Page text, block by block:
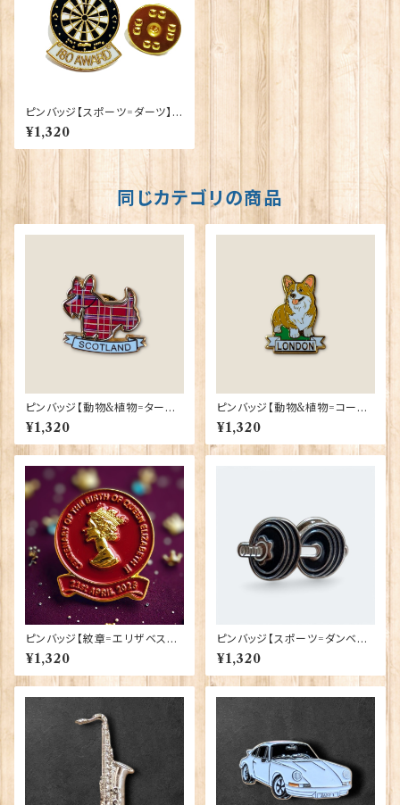
ピンバッジ【スポーツ=ダーツ】T
¥1,320
同じカテゴリの商品
ピンバッジ【動物&植物=タータ
ンスコティー】Tradition 9004
0-T1130
¥1,320
ピンバッジ【動物&植物=コーギ
ーロンドン】Tradition 90040
-T1335
¥1,320
ピンバッジ【紋章=エリザベス女
王陛下生誕100周年】Traditio
n 90040-QU100
¥1,320
ピンバッジ【スポーツ=ダンベル】
Cadogan 90040-XJKB17-2
0
¥1,320